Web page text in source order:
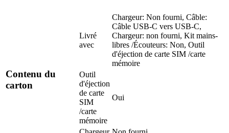
Contenu du
carton
Livré
avec
Chargeur: Non fourni, Câble:
Câble USB-C vers USB-C,
Chargeur: non fourni, Kit mains-
libres /Écouteurs: Non, Outil
d'éjection de carte SIM /carte
mémoire
Outil
d'éjection
de carte
SIM
/carte
mémoire
Oui